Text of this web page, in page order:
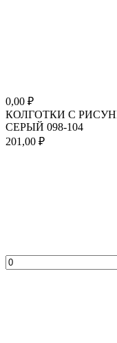
0,00 ₽
КОЛГОТКИ С
СЕРЫЙ 098-104
201,00 ₽